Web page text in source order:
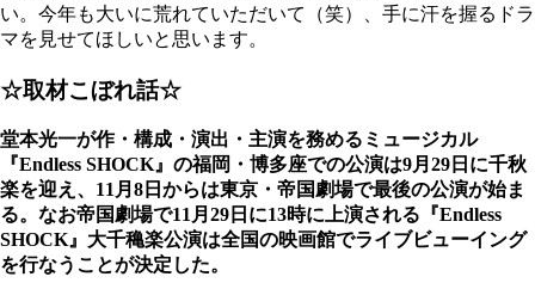
い。今年も大いに荒れていただいて（笑）、手に汗を握るドラ
マを見せてほしいと思います。
☆取材こぼれ話☆
堂本光一が作・構成・演出・主演を務めるミュージカル
『Endless SHOCK』の福岡・博多座での公演は9月29日に千秋
楽を迎え、11月8日からは東京・帝国劇場で最後の公演が始ま
る。なお帝国劇場で11月29日に13時に上演される『Endless
SHOCK』大千穐楽公演は全国の映画館でライブビューイング
を行なうことが決定した。